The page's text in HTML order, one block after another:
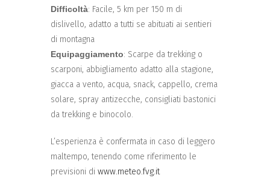
Difficoltà: Facile, 5 km per 150 m di
dislivello, adatto a tutti se abituati ai sentieri
di montagna
Equipaggiamento: Scarpe da trekking o
scarponi, abbigliamento adatto alla stagione,
giacca a vento, acqua, snack, cappello, crema
solare, spray antizecche, consigliati bastonici
da trekking e binocolo.
L’esperienza è confermata in caso di leggero
maltempo, tenendo come riferimento le
previsioni di www.meteo.fvg.it